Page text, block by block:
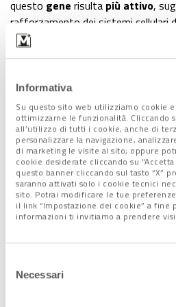
Informativa
Su questo sito web utilizziamo cookie
ottimizzarne le funzionalità. Cliccando
all’utilizzo di tutti i cookie, anche di
personalizzare la navigazione,
di marketing le visite al sito; oppure
cookie desiderate cliccando su
questo banner cliccando sul tasto “X”
saranno attivati solo i cookie tecnici
sito. Potrai modificare le tue
il link “Impostazione dei cookie” a fine
informazioni ti invitiamo a prendere
delNecessari
questo gene risulta più attivo,
rafforzamento dei sistemi cellulari
genetici.
Questo dettaglio è cruciale: il
significa, potenzialmente,
tumore.
I messaggeri del
Ma cosa trasforma davvero il
Lostudioidentifica unaumento
infiammatorie e di segnalazione
Questemolecole